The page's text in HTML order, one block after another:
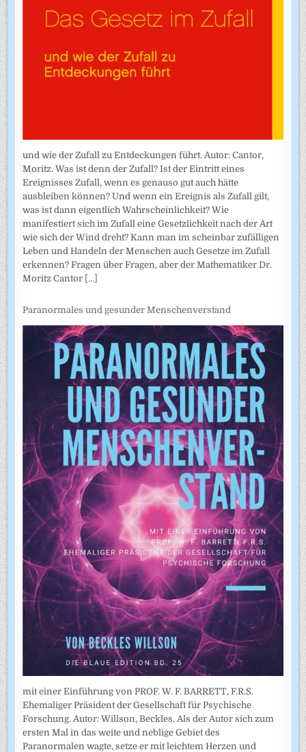
und wie der Zufall zu Entdeckungen führt. Autor: Cantor,
Moritz. Was ist denn der Zufall? Ist der Eintritt eines
Ereignisses Zufall, wenn es genauso gut auch hätte
ausbleiben können? Und wenn ein Ereignis als Zufall gilt,
was ist dann eigentlich Wahrscheinlichkeit? Wie
manifestiert sich im Zufall eine Gesetzlichkeit nach der Art
wie sich der Wind dreht? Kann man im scheinbar zufälligen
Leben und Handeln der Menschen auch Gesetze im Zufall
erkennen? Fragen über Fragen, aber der Mathematiker Dr.
Moritz Cantor [...]
Paranormales und gesunder Menschenverstand
mit einer Einführung von PROF. W. F. BARRETT, F.R.S.
Ehemaliger Präsident der Gesellschaft für Psychische
Forschung. Autor: Willson, Beckles. Als der Autor sich zum
ersten Mal in das weite und neblige Gebiet des
Paranormalen wagte, setze er mit leichtem Herzen und